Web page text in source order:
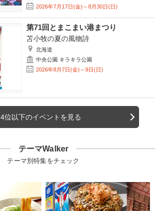
2026年7月17日(金)～8月30日(日)
第71回とまこまい港まつり
苫小牧の夏の風物詩
北海道
中央公園 キラキラ公園
2026年8月7日(金)～9日(日)
4位以下のイベントを見る
テーマWalker
テーマ別特集をチェック